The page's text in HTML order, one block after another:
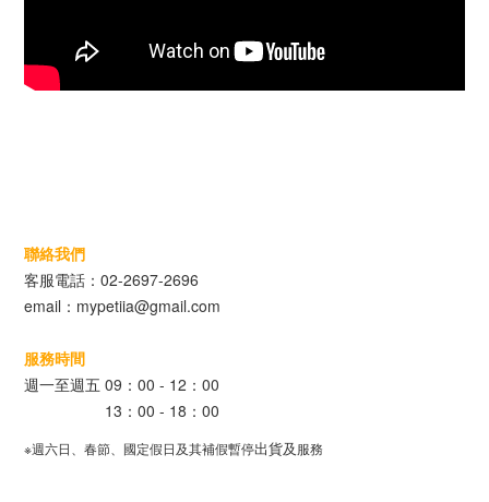
聯絡我們
客服電話：02-2697-2696
email：mypetiia@gmail.com
服務時間
週一至週五 09：00 - 12：00
13：00 - 18：00
※週六日、春節、國定假日及其補假暫停出貨及服務